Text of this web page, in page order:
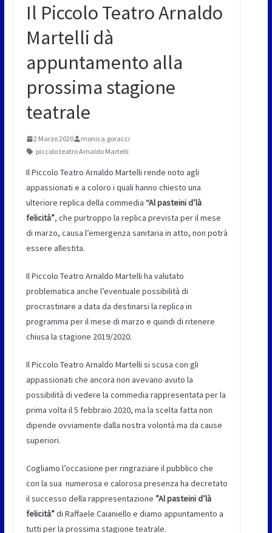
Il Piccolo Teatro Arnaldo
Martelli dà
appuntamento alla
prossima stagione
teatrale
2 Marzo 2020
monica.goracci
piccolo teatro Arnaldo Martelli
Il Piccolo Teatro Arnaldo Martelli rende noto agli
appassionati e a coloro i quali hanno chiesto una
ulteriore replica della commedia “Al pasteini d’là
felicità”, che purtroppo la replica prevista per il mese
di marzo, causa l’emergenza sanitaria in atto, non potrà
essere allestita.
Il Piccolo Teatro Arnaldo Martelli ha valutato
problematica anche l’eventuale possibilità di
procrastinare a data da destinarsi la replica in
programma per il mese di marzo e quindi di ritenere
chiusa la stagione 2019/2020.
Il Piccolo Teatro Arnaldo Martelli si scusa con gli
appassionati che ancora non avevano avuto la
possibilità di vedere la commedia rappresentata per la
prima volta il 5 febbraio 2020, ma la scelta fatta non
dipende ovviamente dalla nostra volontà ma da cause
superiori.
Cogliamo l’occasione per ringraziare il pubblico che
con la sua numerosa e calorosa presenza ha decretato
il successo della rappresentazione ”Al pasteini d’là
felicità”di Raffaele Caianiello e diamo appuntamento a
tutti per la prossima stagione teatrale.